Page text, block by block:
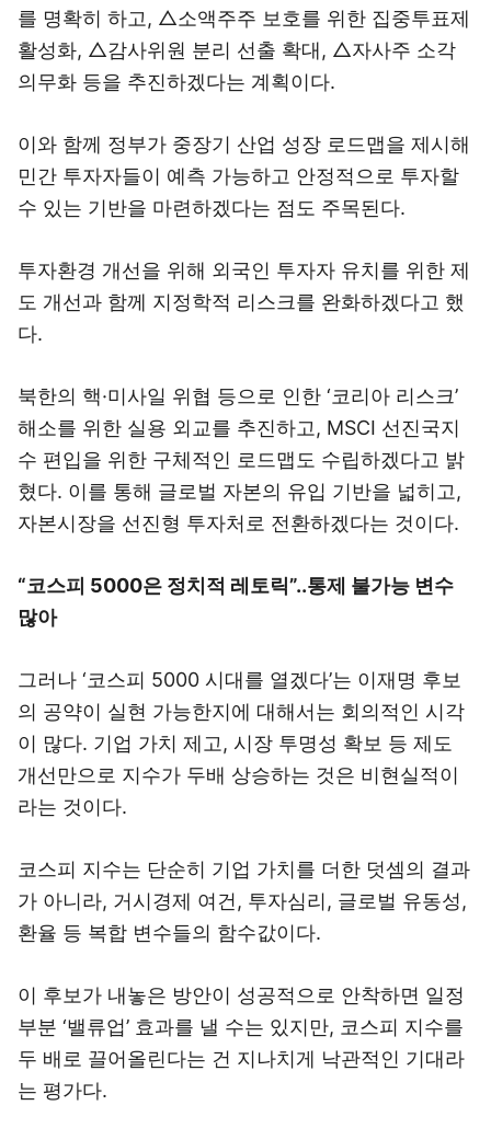
를 명확히 하고, △소액주주 보호를 위한 집중투표제
활성화, △감사위원 분리 선출 확대, △자사주 소각
의무화 등을 추진하겠다는 계획이다.
이와 함께 정부가 중장기 산업 성장 로드맵을 제시해
민간 투자자들이 예측 가능하고 안정적으로 투자할
수 있는 기반을 마련하겠다는 점도 주목된다.
투자환경 개선을 위해 외국인 투자자 유치를 위한 제
도 개선과 함께 지정학적 리스크를 완화하겠다고 했
다.
북한의 핵·미사일 위협 등으로 인한 ‘코리아 리스크’
해소를 위한 실용 외교를 추진하고, MSCI 선진국지
수 편입을 위한 구체적인 로드맵도 수립하겠다고 밝
혔다. 이를 통해 글로벌 자본의 유입 기반을 넓히고,
자본시장을 선진형 투자처로 전환하겠다는 것이다.
“코스피 5000은 정치적 레토릭”..통제 불가능 변수
많아
그러나 ‘코스피 5000 시대를 열겠다’는 이재명 후보
의 공약이 실현 가능한지에 대해서는 회의적인 시각
이 많다. 기업 가치 제고, 시장 투명성 확보 등 제도
개선만으로 지수가 두배 상승하는 것은 비현실적이
라는 것이다.
코스피 지수는 단순히 기업 가치를 더한 덧셈의 결과
가 아니라, 거시경제 여건, 투자심리, 글로벌 유동성,
환율 등 복합 변수들의 함수값이다.
이 후보가 내놓은 방안이 성공적으로 안착하면 일정
부분 ‘밸류업’ 효과를 낼 수는 있지만, 코스피 지수를
두 배로 끌어올린다는 건 지나치게 낙관적인 기대라
는 평가다.